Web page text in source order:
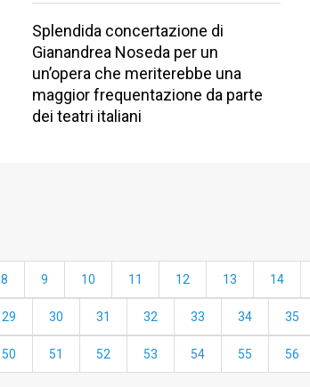
Splendida concertazione di
Gianandrea Noseda per un
un’opera che meriterebbe una
maggior frequentazione da parte
dei teatri italiani
8 9 10 11 12 13 14
29 30 31 32 33 34 35
50 51 52 53 54 55 56